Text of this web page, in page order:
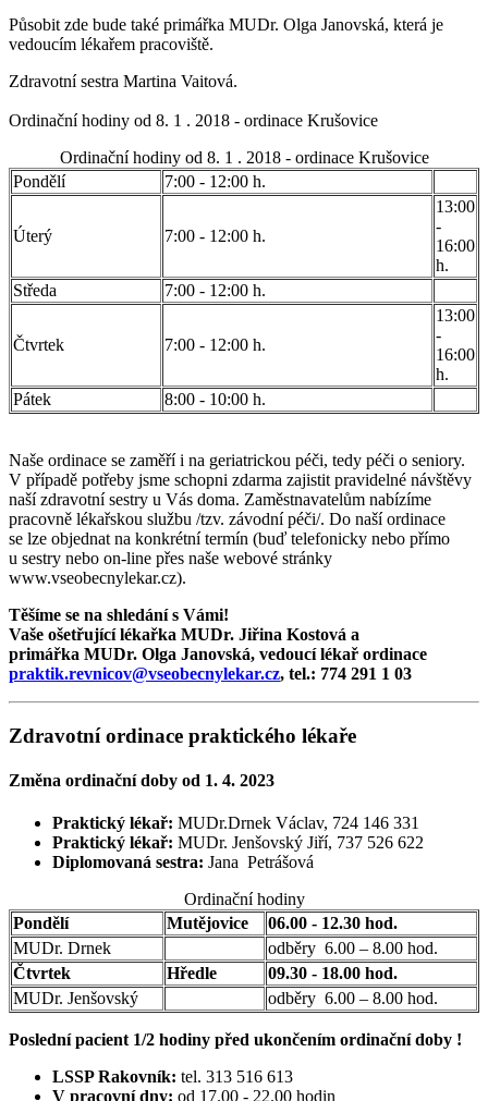
Působit zde bude také primářka MUDr. Olga Janovská, která je
vedoucím lékařem​ ​pracoviště.
Zdravotní sestra Martina​ ​Vaitová.
Ordinační​ ​hodiny​ ​od​ ​8.​ ​1 .​ ​2018​ ​-​ ​ordinace​ ​Krušovice
Ordinační​ ​hodiny​ ​od​ ​8.​ ​1 .​ ​2018​ ​-​ ​ordinace​ ​Krušovice
Pondělí
7:00 - 12:00 h.
Úterý 7:00 - 12:00 h.
13:00
-
16:00
h.
Středa
7:00 - 12:00 h.
Čtvrtek 7:00 - 12:00 h.
13:00
-
16:00
h.
Pátek
8:00 - 10:00 h.
Naše ordinace se zaměří i na geriatrickou péči, tedy péči o seniory​.
V případě potřeby jsme schopni zdarma ​zajistit pravidelné návštěvy
naší zdravotní​ ​sestry​ ​u​ ​Vás​ ​doma. Zaměstnavatelům nabízíme​ ​
pracovně​ ​lékařskou​ ​službu​ /tzv. závodní péči/. Do naší ordinace
se lze objednat na konkrétní termín ​(buď telefonicky nebo přímo
u sestry nebo on-line přes naše webové stránky
www.vseobecnylekar.cz).
Těšíme se na shledání s Vámi!
Vaše ošetřující lékařka MUDr. Jiřina Kostová a
primářka MUDr. Olga Janovská, vedoucí lékař ordinace
praktik.revnicov@vseobecnylekar.cz, tel.: 774 291 1 03
Zdravotní ordinace praktického lékaře
Změna ordinační doby od 1. 4. 2023
Praktický lékař: MUDr.Drnek Václav, 724 146 331
Praktický lékař: MUDr. Jenšovský Jiří, 737 526 622
Diplomovaná sestra: Jana Petrášová
Ordinační hodiny
Pondělí
Mutějovice
06.00 - 12.30 hod.
MUDr. Drnek
odběry 6.00 – 8.00 hod.
Čtvrtek
Hředle
09.30 - 18.00 hod.
MUDr. Jenšovský
odběry 6.00 – 8.00 hod.
Poslední pacient 1/2 hodiny před ukončením ordinační doby !
LSSP Rakovník: tel. 313 516 613
V pracovní dny: od 17.00 - 22.00 hodin